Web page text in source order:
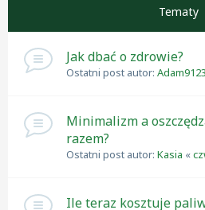
Tematy
Jak dbać o zdrowie?
Ostatni post autor:
Minimalizm a
razem?
Ostatni post autor: Kasia «
Ile teraz kosztuje